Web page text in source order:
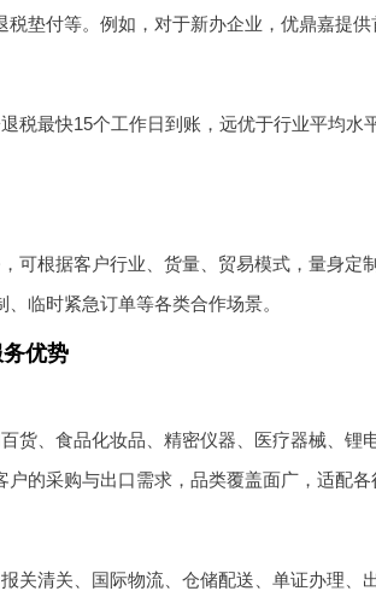
垫付等。例如，对于新办企业，优鼎嘉提
税最快15个工作日到账，远优于行业平均
可根据客户行业、货量、贸易模式，量身
临时紧急订单等各类合作场景。
优势
货、食品化妆品、精密仪器、医疗器械、锂
的采购与出口需求，品类覆盖面广，适配各
关清关、国际物流、仓储配送、单证办理